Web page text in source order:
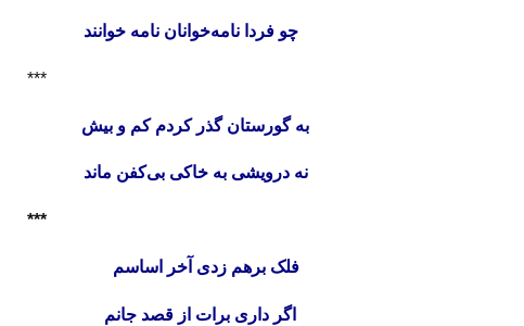
چو فردا نامه‌خوانان نامه
***
به گورستان گذر کردم کم و
نه درویشی به خاکی بی‌کفن
***
فلک برهم زدی آخر
اگر داری برات از قصد